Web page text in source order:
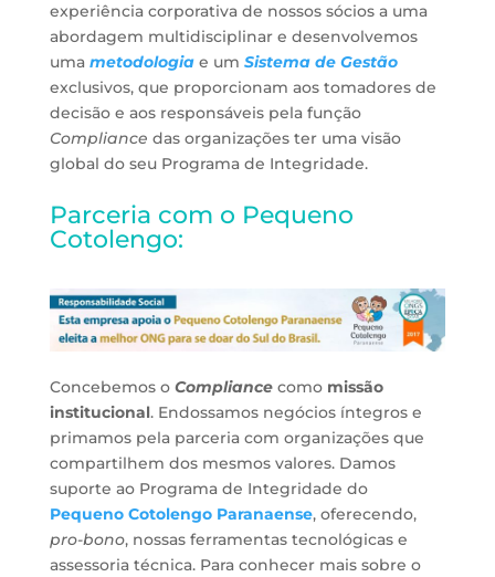
experiência corporativa de nossos sócios a uma
abordagem multidisciplinar e desenvolvemos
uma metodologia e um Sistema de Gestão
exclusivos, que proporcionam aos tomadores de
decisão e aos responsáveis pela função
Compliance das organizações ter uma visão
global do seu Programa de Integridade.
Parceria com o Pequeno
Cotolengo:
Concebemos o Compliancecomo missão
institucional. Endossamos negócios íntegros e
primamos pela parceria com organizações que
compartilhem dos mesmos valores. Damos
suporte ao Programa de Integridade do
Pequeno Cotolengo Paranaense, oferecendo,
pro-bono, nossas ferramentas tecnológicas e
assessoria técnica. Para conhecer mais sobre o